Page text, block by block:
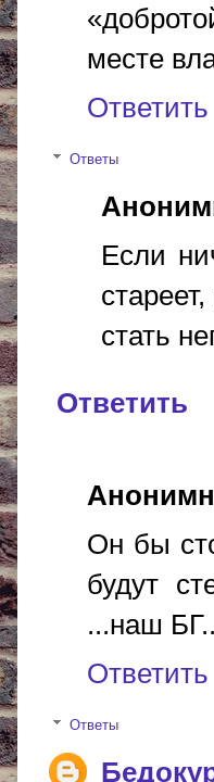
месте
Ответить
Ответы
Если
стать
Ответить
Он бы
будут
...наш
Ответить
Ответы